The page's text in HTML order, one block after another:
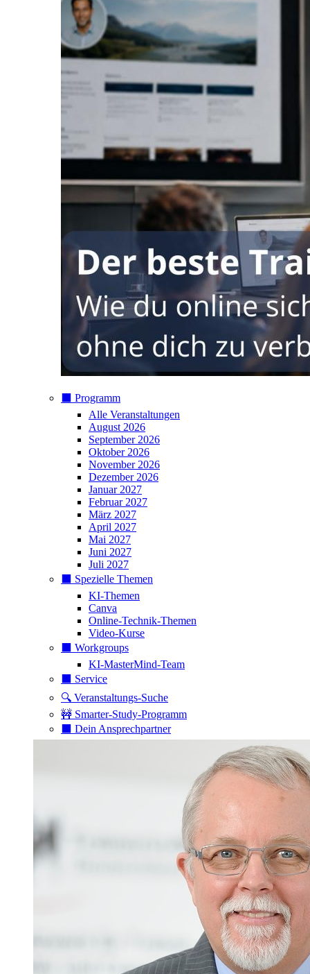
⬛️ Programm
Alle Veranstaltungen
August 2026
September 2026
Oktober 2026
November 2026
Dezember 2026
Januar 2027
Februar 2027
März 2027
April 2027
Mai 2027
Juni 2027
Juli 2027
⬛️ Spezielle Themen
KI-Themen
Canva
Online-Technik-Themen
Video-Kurse
⬛️ Workgroups
KI-MasterMind-Team
⬛️ Service
🔍 Veranstaltungs-Suche
🚧 Smarter-Study-Programm
⬛️ Dein Ansprechpartner